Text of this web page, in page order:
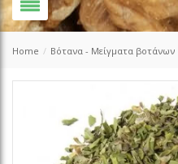
Home / Βότανα - Μείγματα βοτάνων